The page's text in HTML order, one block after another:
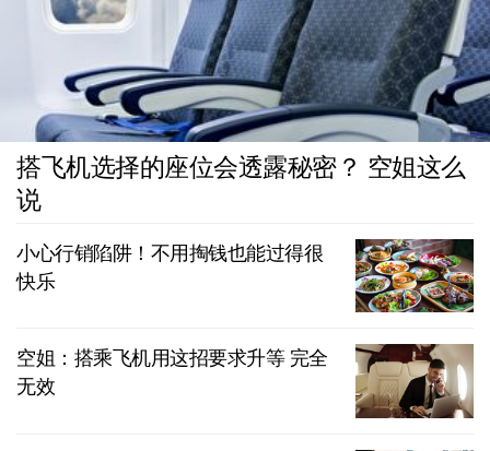
搭飞机选择的座位会透露秘密？ 空姐这么
说
小心行销陷阱！不用掏钱也能过得很
快乐
空姐：搭乘飞机用这招要求升等 完全
无效